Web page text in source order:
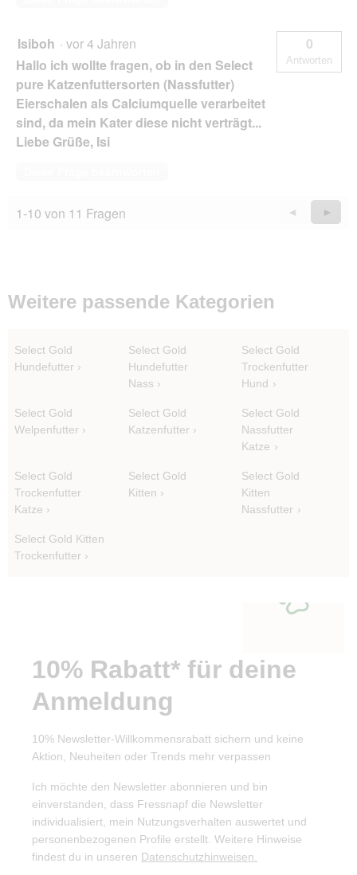
Isiboh · vor 4 Jahren
Hallo ich wollte fragen, ob in den Select
pure Katzenfuttersorten (Nassfutter)
Eierschalen als Calciumquelle verarbeitet
sind, da mein Kater diese nicht verträgt...
Liebe Grüße, Isi
0
Antworten
1-10 von 11 Fragen
Zurück
Questions
◄
Weiter
►
Weitere passende Kategorien
Select Gold
Hundefutter
Select Gold
Hundefutter
Nass
Select Gold
Trockenfutter
Hund
Select Gold
Welpenfutter
Select Gold
Katzenfutter
Select Gold
Nassfutter
Katze
Select Gold
Trockenfutter
Katze
Select Gold
Kitten
Select Gold
Kitten
Nassfutter
Select Gold Kitten
Trockenfutter
10% Rabatt* für deine
Anmeldung
10% Newsletter-Willkommensrabatt sichern und keine
Aktion, Neuheiten oder Trends mehr verpassen
Ich möchte den Newsletter abonnieren und bin
einverstanden, dass Fressnapf die Newsletter
individualisiert, mein Nutzungsverhalten auswertet und
personenbezogenen Profile erstellt. Weitere Hinweise
findest du in unseren Datenschutzhinweisen.